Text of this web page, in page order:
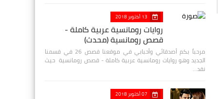
13 أكتوبر 2018
روايات رومانسية عربية كاملة -
قصص رومانسية (محدث)
مرحباً بكم أصدقائي وأحبابي في موقعنا قصص 26 في قسمنا
الجديد وهو روايات رومانسية عربية كاملة - قصص رومانسية حيث
نقد…
07 أكتوبر 2018